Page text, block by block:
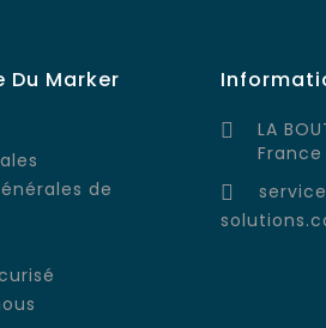
Du Marker
de

LA
France
